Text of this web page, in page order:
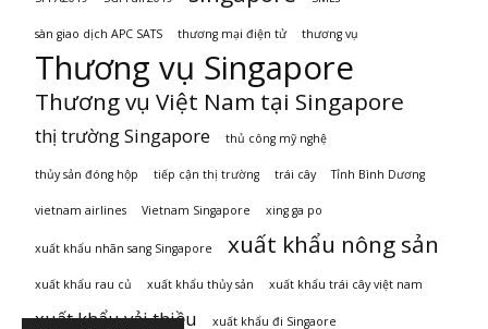
sàn giao dịch APC SATS thương mại điện tử thương vụ
Thương vụ Singapore
Thương vụ Việt Nam tại Singapore
thị trường Singapore thủ công mỹ nghệ
thủy sản đóng hộp tiếp cận thị trường trái cây Tỉnh Bình Dương
vietnam airlines Vietnam Singapore xing ga po
xuất khẩu nhãn sang Singapore xuất khẩu nông sản
xuất khẩu rau củ xuất khẩu thủy sản xuất khẩu trái cây việt nam
xuất khẩu vải thiều xuất khẩu đi Singaore